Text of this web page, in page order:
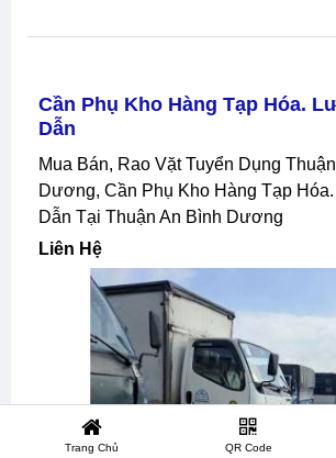
Cần Phụ Kho Hàng Tạp Hóa.
Dẫn
Mua Bán, Rao Vặt Tuyển Dụng Thuận An Bình
Dương, Cần Phụ Kho Hàng Tạp
Dẫn Tại Thuận An Bình Dương
Liên Hệ
Trang Chủ QR Code